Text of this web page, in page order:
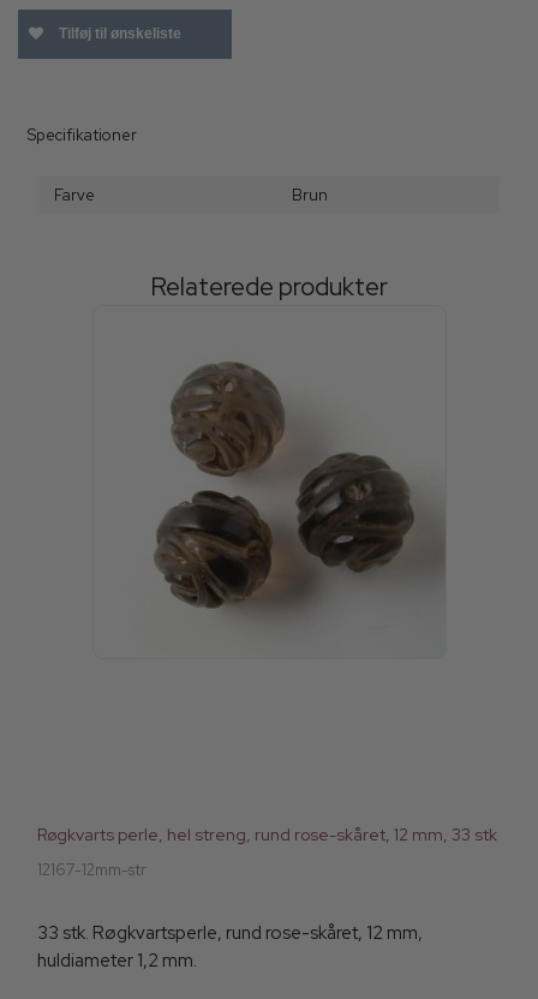
Tilføj til ønskeliste
Specifikationer
Farve Brun
Relaterede produkter
Røgkvarts perle, hel streng, rund rose-skåret, 12 mm, 33 stk
12167-12mm-str
33 stk. Røgkvartsperle, rund rose-skåret, 12 mm,
huldiameter 1,2 mm.